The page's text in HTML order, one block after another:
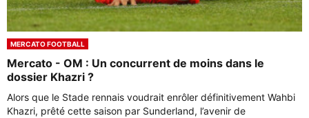
MERCATO FOOTBALL
Mercato - OM : Un concurrent de moins dans le
dossier Khazri ?
Alors que le Stade rennais voudrait enrôler définitivement Wahbi
Khazri, prêté cette saison par Sunderland, l’avenir de